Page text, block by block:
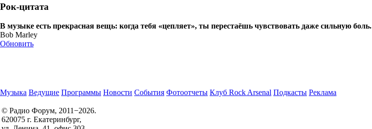
Рок-цитата
В музыке есть прекрасная вещь: когда тебя «цепляет», ты перестаёшь чувствовать даже сильную боль.
Bob Marley
Обновить
Музыка Ведущие Программы Новости События Фотоотчеты Клуб Rock Arsenal Подкасты Реклама
© Радио Форум, 2011−2026.
620075 г. Екатеринбург,